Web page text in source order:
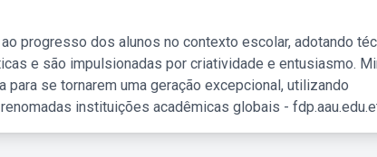
progresso dos alunos no contexto escolar, adotando
e são impulsionadas por criatividade e entusiasmo.
se tornarem uma geração excepcional, utilizando
instituições acadêmicas globais -